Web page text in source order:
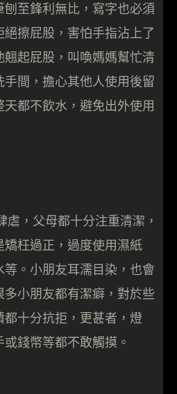
至鋒利無比，寫字也必須
擦屁股，害怕手指沾上了
起屁股，叫喚媽媽幫忙清
間，擔心其他人使用後留
都不飲水，避免出外使用
，父母都十分注重清潔，
枉過正，過度使用濕紙
。小朋友耳濡目染，也會
小朋友都有潔癖，對於些
十分抗拒，更甚者，燈
錢幣等都不敢觸摸。